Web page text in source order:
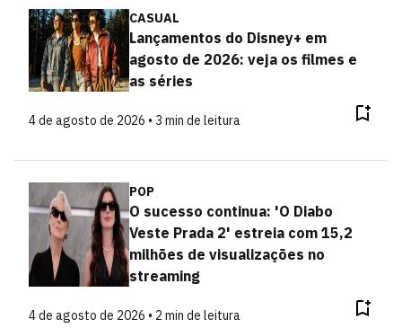
CASUAL
Lançamentos do Disney+ em
agosto de 2026: veja os filmes e
as séries
4 de agosto de 2026 • 3 min de leitura
POP
O sucesso continua: 'O Diabo
Veste Prada 2' estreia com 15,2
milhões de visualizações no
streaming
4 de agosto de 2026 • 2 min de leitura